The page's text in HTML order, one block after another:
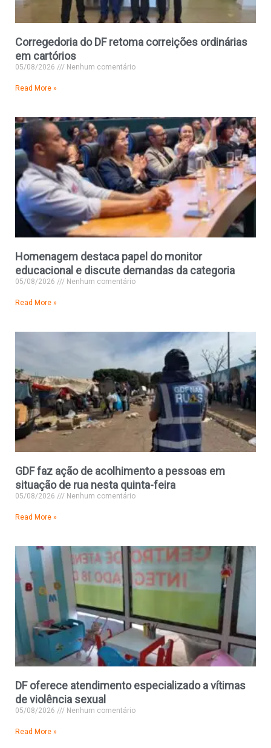
Corregedoria do DF retoma correições ordinárias
em cartórios
05/08/2026 Nenhum comentário
Read More »
Homenagem destaca papel do monitor
educacional e discute demandas da categoria
05/08/2026 Nenhum comentário
Read More »
GDF faz ação de acolhimento a pessoas em
situação de rua nesta quinta-feira
05/08/2026 Nenhum comentário
Read More »
DF oferece atendimento especializado a vítimas
de violência sexual
05/08/2026 Nenhum comentário
Read More »